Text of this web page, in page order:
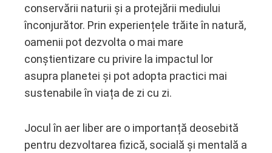
conservării naturii și a protejării mediului
înconjurător. Prin experiențele trăite în natură,
oamenii pot dezvolta o mai mare
conștientizare cu privire la impactul lor
asupra planetei și pot adopta practici mai
sustenabile în viața de zi cu zi.
Jocul în aer liber are o importanță deosebită
pentru dezvoltarea fizică, socială și mentală a